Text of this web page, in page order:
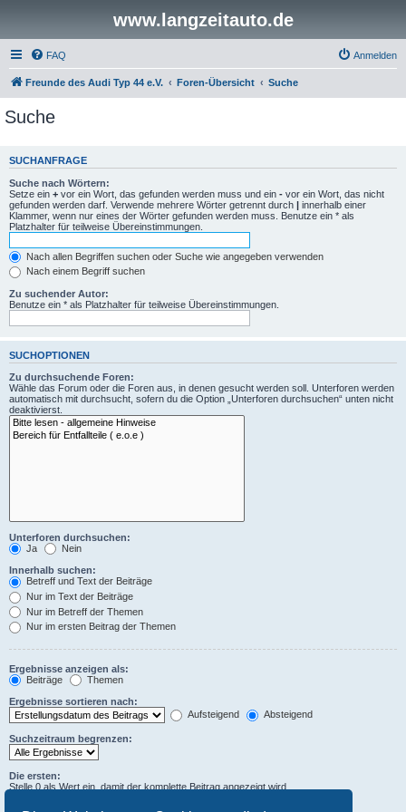
www.langzeitauto.de
FAQ Anmelden
Freunde des Audi Typ 44 e.V. Foren-Übersicht Suche
Suche
SUCHANFRAGE
Suche nach Wörtern:
Setze ein + vor ein Wort, das gefunden werden muss und ein - vor ein Wort, das nicht
gefunden werden darf. Verwende mehrere Wörter getrennt durch | innerhalb einer
Klammer, wenn nur eines der Wörter gefunden werden muss. Benutze ein * als
Platzhalter für teilweise Übereinstimmungen.
Nach allen Begriffen suchen oder Suche wie angegeben verwenden
Nach einem Begriff suchen
Zu suchender Autor:
Benutze ein * als Platzhalter für teilweise Übereinstimmungen.
SUCHOPTIONEN
Zu durchsuchende Foren:
Wähle das Forum oder die Foren aus, in denen gesucht werden soll. Unterforen werden
automatisch mit durchsucht, sofern du die Option „Unterforen durchsuchen“ unten nicht
deaktivierst.
Unterforen durchsuchen:
Ja
Nein
Innerhalb suchen:
Betreff und Text der Beiträge
Nur im Text der Beiträge
Nur im Betreff der Themen
Nur im ersten Beitrag der Themen
Ergebnisse anzeigen als:
Beiträge
Themen
Ergebnisse sortieren nach:
Aufsteigend
Absteigend
Suchzeitraum begrenzen:
Die ersten:
Stelle 0 als Wert ein, damit der komplette Beitrag angezeigt wird.